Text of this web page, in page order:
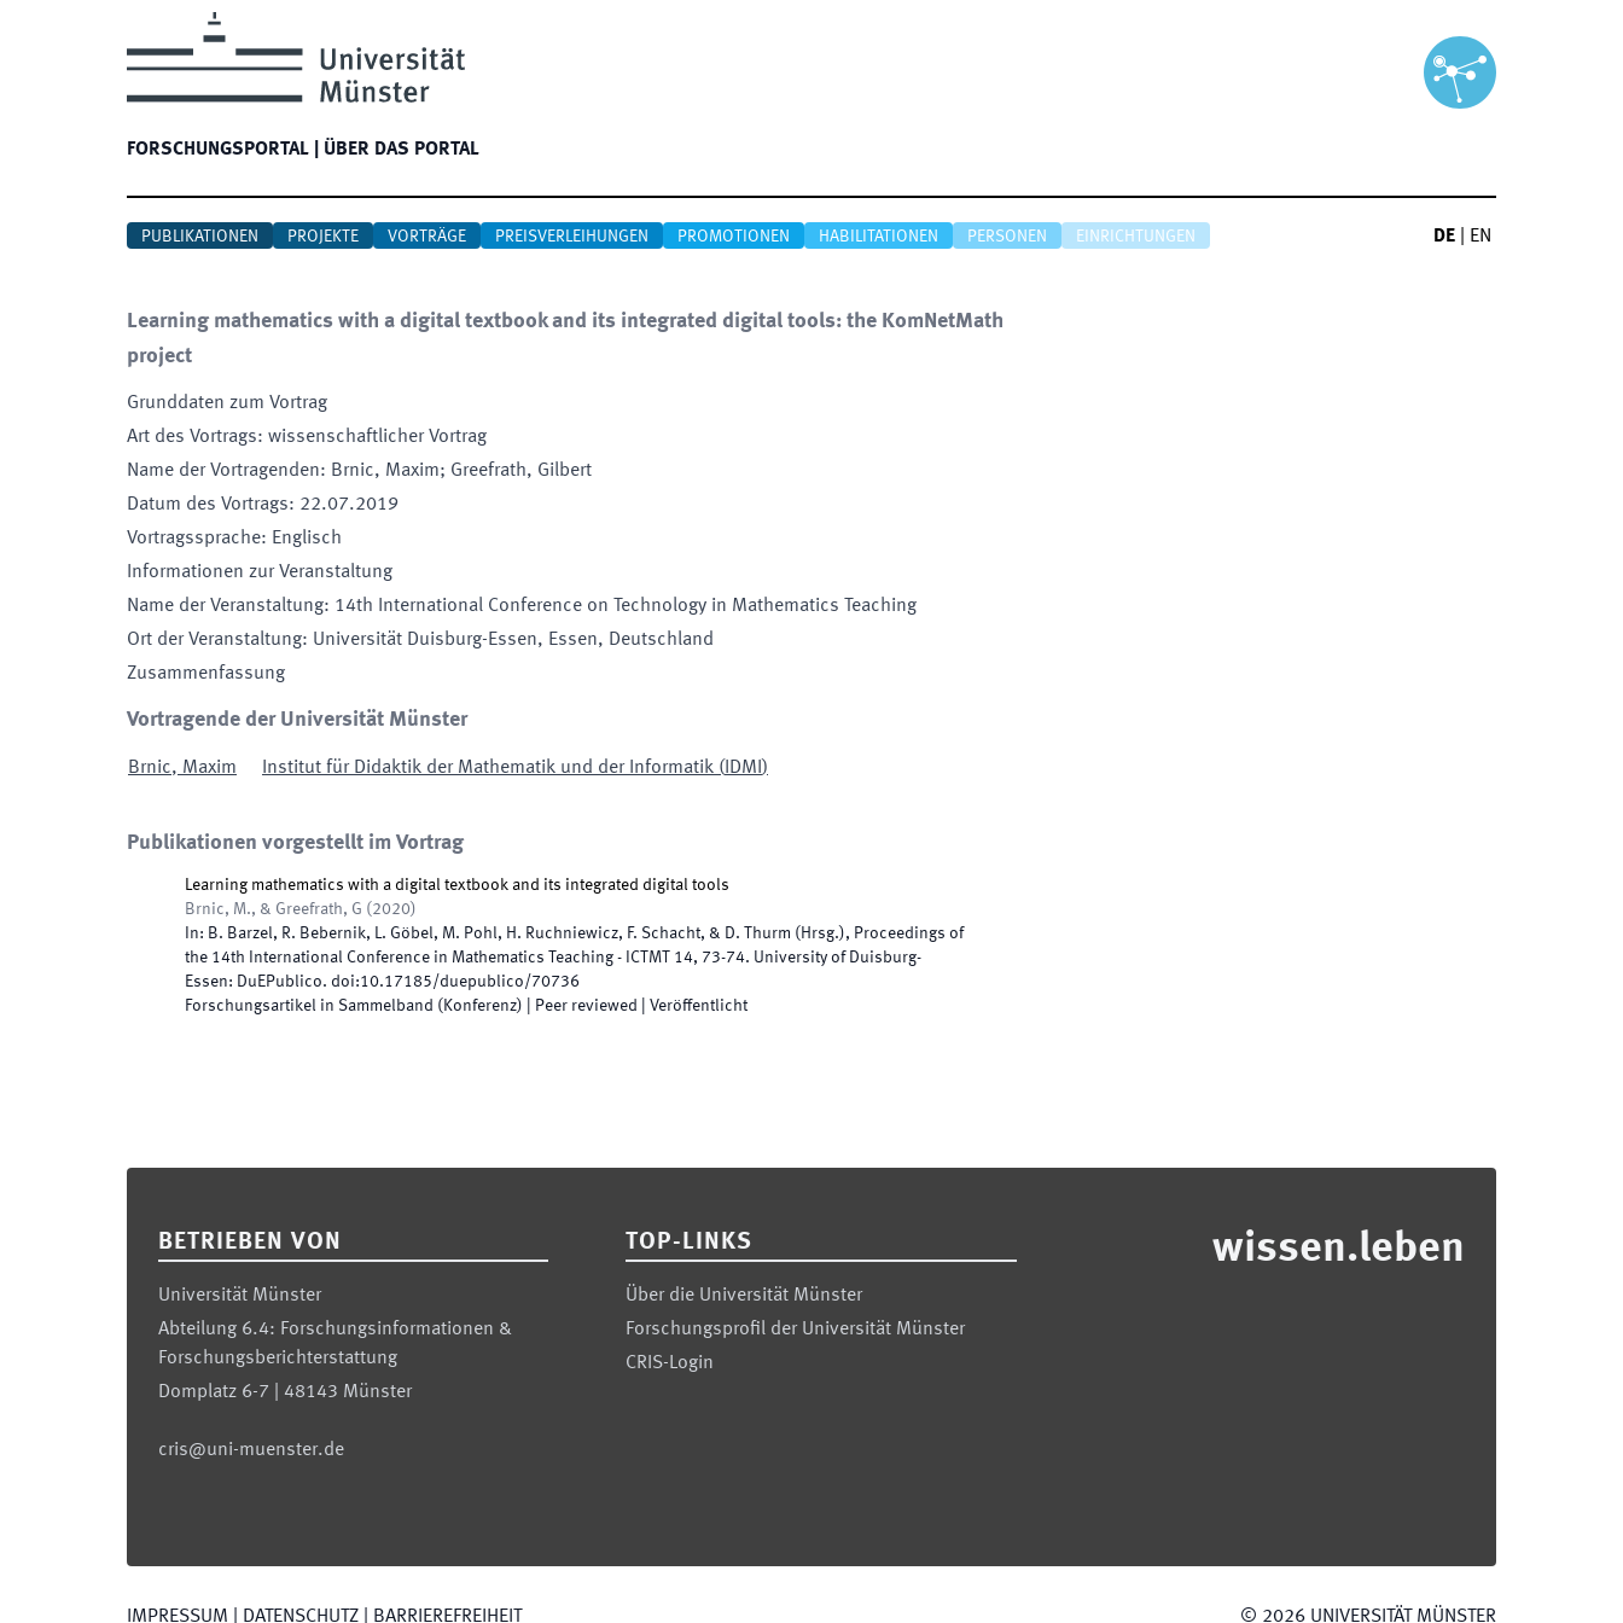
FORSCHUNGSPORTAL ÜBER DAS PORTAL
PUBLIKATIONEN PROJEKTE VORTRÄGE PREISVERLEIHUNGEN PROMOTIONEN HABILITATIONEN PERSONEN EINRICHTUNGEN DE EN
Learning mathematics with a digital textbook and its integrated digital tools: the KomNetMath
project
Grunddaten zum Vortrag
Art des Vortrags: wissenschaftlicher Vortrag
Name der Vortragenden: Brnic, Maxim; Greefrath, Gilbert
Datum des Vortrags: 22.07.2019
Vortragssprache: Englisch
Informationen zur Veranstaltung
Name der Veranstaltung: 14th International Conference on Technology in Mathematics Teaching
Ort der Veranstaltung: Universität Duisburg-Essen, Essen, Deutschland
Zusammenfassung
Vortragende der Universität Münster
Brnic, Maxim Institut für Didaktik der Mathematik und der Informatik ( IDMI )
Publikationen vorgestellt im Vortrag
Learning mathematics with a digital textbook and its integrated digital tools
Brnic, M., & Greefrath, G ( 2020)
In: B. Barzel, R. Bebernik, L. Göbel, M. Pohl, H. Ruchniewicz, F. Schacht, & D. Thurm ( Hrsg.), Proceedings of
the 14th International Conference in Mathematics Teaching - ICTMT 14, 73-74. University of Duisburg-
Essen: DuEPublico. doi:10.17185/duepublico/70736
Forschungsartikel in Sammelband (Konferenz) | Peer reviewed Veröffentlicht
BETRIEBEN VON
Universität Münster
Abteilung 6.4: Forschungsinformationen &
Forschungsberichterstattung
Domplatz 6-7 | 48143 Münster
cris@uni-muenster.de
TOP-LINKS
Über die Universität Münster
Forschungsprofil der Universität Münster
CRIS-Login
wissen.leben
IMPRESSUM DATENSCHUTZ BARRIEREFREIHEIT © 2026 UNIVERSITÄT MÜNSTER